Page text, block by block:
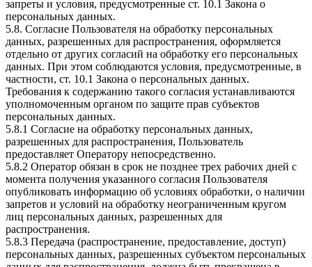
запреты и условия, предусмотренные ст. 10.1 Закона о
персональных данных.
5.8. Согласие Пользователя на обработку персональных
данных, разрешенных для распространения, оформляется
отдельно от других согласий на обработку его персональных
данных. При этом соблюдаются условия, предусмотренные, в
частности, ст. 10.1 Закона о персональных данных.
Требования к содержанию такого согласия устанавливаются
уполномоченным органом по защите прав субъектов
персональных данных.
5.8.1 Согласие на обработку персональных данных,
разрешенных для распространения, Пользователь
предоставляет Оператору непосредственно.
5.8.2 Оператор обязан в срок не позднее трех рабочих дней с
момента получения указанного согласия Пользователя
опубликовать информацию об условиях обработки, о наличии
запретов и условий на обработку неограниченным кругом
лиц персональных данных, разрешенных для
распространения.
5.8.3 Передача (распространение, предоставление, доступ)
персональных данных, разрешенных субъектом персональных